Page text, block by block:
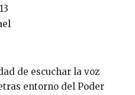
entorno del Poder